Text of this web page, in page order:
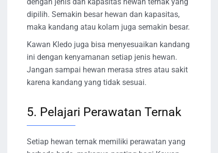
dipilih. Semakin besar hewan dan kapasitas,
maka kandang atau kolam juga semakin besar.
Kawan Kledo juga bisa menyesuaikan kandang
ini dengan kenyamanan setiap jenis hewan.
Jangan sampai hewan merasa stres atau sakit
karena kandang yang tidak sesuai.
5. Pelajari Perawatan Ternak
Setiap hewan ternak memiliki perawatan yang